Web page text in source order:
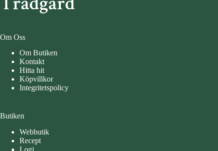
Om Oss
Om Butiken
Kontakt
Hitta hit
Köpvillkor
Integritetspolicy
Butiken
Webbutik
Recept